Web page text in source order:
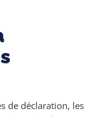
de déclaration, les